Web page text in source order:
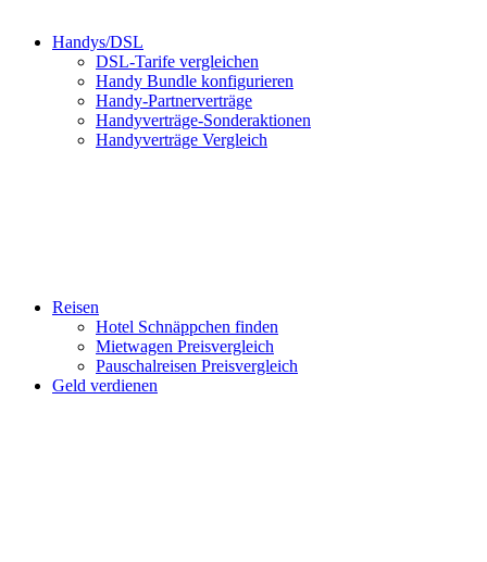
Handys/DSL
DSL-Tarife vergleichen
Handy Bundle konfigurieren
Handy-Partnerverträge
Handyverträge-Sonderaktionen
Handyverträge Vergleich
Reisen
Hotel Schnäppchen finden
Mietwagen Preisvergleich
Pauschalreisen Preisvergleich
Geld verdienen